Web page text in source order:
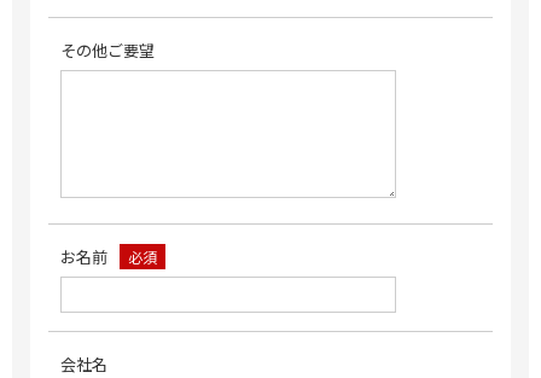
その他ご要望
お名前 必須
会社名